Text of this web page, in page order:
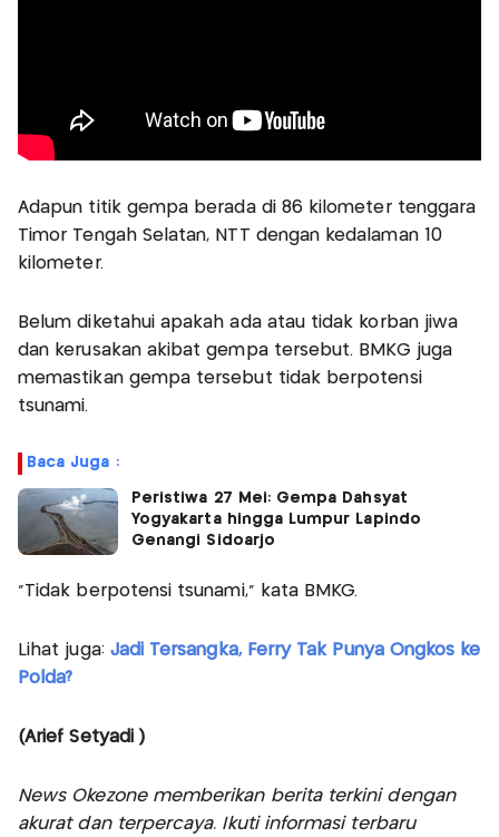
Adapun titik gempa berada di 86 kilometer tenggara
Timor Tengah Selatan, NTT dengan kedalaman 10
kilometer.
Belum diketahui apakah ada atau tidak korban jiwa
dan kerusakan akibat gempa tersebut. BMKG juga
memastikan gempa tersebut tidak berpotensi
tsunami.
Baca Juga :
Peristiwa 27 Mei: Gempa Dahsyat
Yogyakarta hingga Lumpur Lapindo
Genangi Sidoarjo
“Tidak berpotensi tsunami,” kata BMKG.
Lihat juga: Jadi Tersangka, Ferry Tak Punya Ongkos ke
Polda?
(Arief Setyadi )
News Okezone memberikan berita terkini dengan
akurat dan terpercaya. Ikuti informasi terbaru